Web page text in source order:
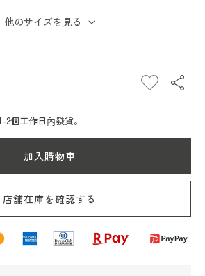
他のサイズを見る
（尼
個工作日內發貨。
加入購物車
店舗在庫を確認する